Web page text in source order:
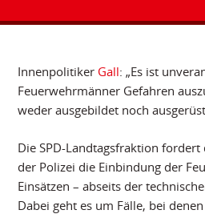
Innenpolitiker Gall: „Es ist
Feuerwehrmänner Gefahren
weder ausgebildet noch
Die SPD-Landtagsfraktion
der Polizei die Einbindung der
Einsätzen – abseits der
Dabei geht es um Fälle, bei